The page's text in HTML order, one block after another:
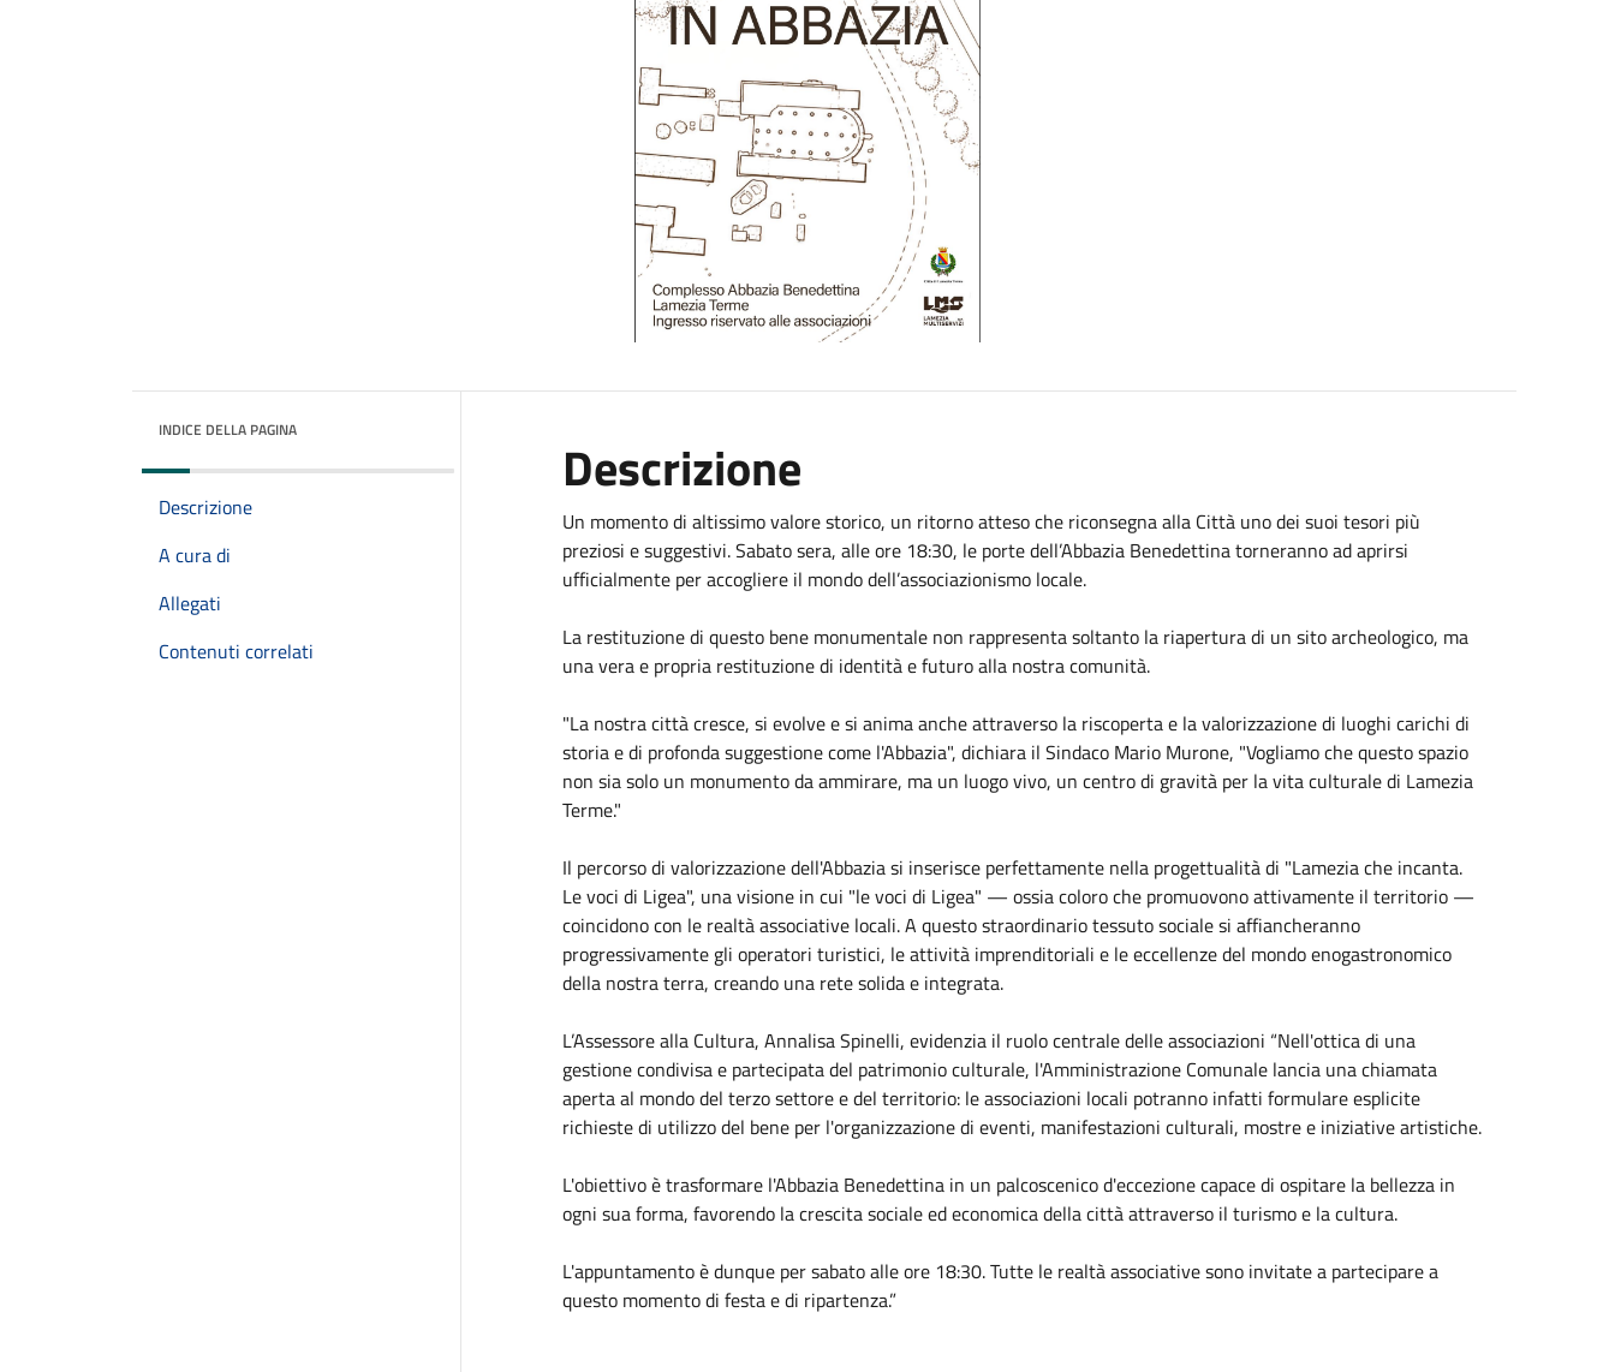
INDICE DELLA PAGINA
Descrizione
A cura di
Allegati
Contenuti correlati
Descrizione
Un momento di altissimo valore storico, un ritorno atteso che riconsegna alla Città uno dei suoi tesori più
preziosi e suggestivi. Sabato sera, alle ore 18:30, le porte dell’Abbazia Benedettina torneranno ad aprirsi
ufficialmente per accogliere il mondo dell’associazionismo locale.
La restituzione di questo bene monumentale non rappresenta soltanto la riapertura di un sito archeologico, ma
una vera e propria restituzione di identità e futuro alla nostra comunità.
"La nostra città cresce, si evolve e si anima anche attraverso la riscoperta e la valorizzazione di luoghi carichi di
storia e di profonda suggestione come l'Abbazia", dichiara il Sindaco Mario Murone, "Vogliamo che questo spazio
non sia solo un monumento da ammirare, ma un luogo vivo, un centro di gravità per la vita culturale di Lamezia
Terme."
Il percorso di valorizzazione dell'Abbazia si inserisce perfettamente nella progettualità di "Lamezia che incanta.
Le voci di Ligea", una visione in cui "le voci di Ligea" — ossia coloro che promuovono attivamente il territorio —
coincidono con le realtà associative locali. A questo straordinario tessuto sociale si affiancheranno
progressivamente gli operatori turistici, le attività imprenditoriali e le eccellenze del mondo enogastronomico
della nostra terra, creando una rete solida e integrata.
L’Assessore alla Cultura, Annalisa Spinelli, evidenzia il ruolo centrale delle associazioni “Nell'ottica di una
gestione condivisa e partecipata del patrimonio culturale, l'Amministrazione Comunale lancia una chiamata
aperta al mondo del terzo settore e del territorio: le associazioni locali potranno infatti formulare esplicite
richieste di utilizzo del bene per l'organizzazione di eventi, manifestazioni culturali, mostre e iniziative artistiche.
L'obiettivo è trasformare l'Abbazia Benedettina in un palcoscenico d'eccezione capace di ospitare la bellezza in
ogni sua forma, favorendo la crescita sociale ed economica della città attraverso il turismo e la cultura.
L'appuntamento è dunque per sabato alle ore 18:30. Tutte le realtà associative sono invitate a partecipare a
questo momento di festa e di ripartenza.”